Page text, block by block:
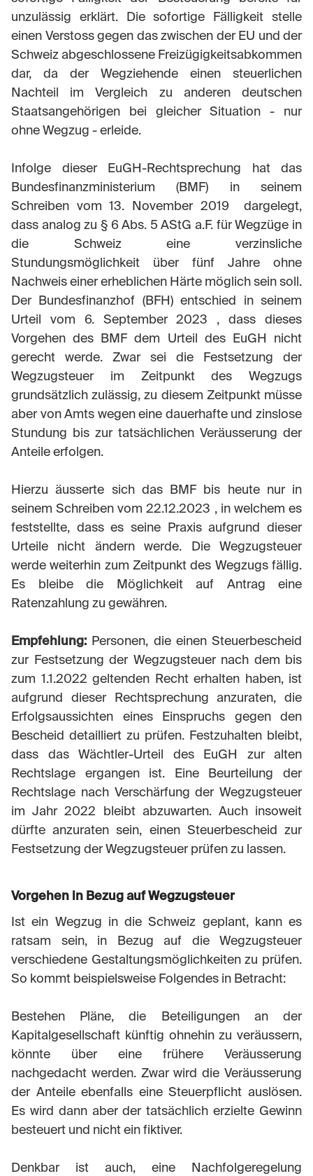
unzulässig erklärt. Die sofortige Fälligkeit stelle
einen Verstoss gegen das zwischen der EU und der
Schweiz abgeschlossene Freizügigkeitsabkommen
dar, da der Wegziehende einen steuerlichen
Nachteil im Vergleich zu anderen deutschen
Staatsangehörigen bei gleicher Situation - nur
ohne Wegzug - erleide.
Infolge dieser EuGH-Rechtsprechung hat das
Bundesfinanzministerium (BMF) in seinem
Schreiben vom 13. November 2019 dargelegt,
dass analog zu § 6 Abs. 5 AStG a.F. für Wegzüge in
die Schweiz eine verzinsliche
Stundungsmöglichkeit über fünf Jahre ohne
Nachweis einer erheblichen Härte möglich sein soll.
Der Bundesfinanzhof (BFH) entschied in seinem
Urteil vom 6. September 2023 , dass dieses
Vorgehen des BMF dem Urteil des EuGH nicht
gerecht werde. Zwar sei die Festsetzung der
Wegzugsteuer im Zeitpunkt des Wegzugs
grundsätzlich zulässig, zu diesem Zeitpunkt müsse
aber von Amts wegen eine dauerhafte und zinslose
Stundung bis zur tatsächlichen Veräusserung der
Anteile erfolgen.
Hierzu äusserte sich das BMF bis heute nur in
seinem Schreiben vom 22.12.2023 , in welchem es
feststellte, dass es seine Praxis aufgrund dieser
Urteile nicht ändern werde. Die Wegzugsteuer
werde weiterhin zum Zeitpunkt des Wegzugs fällig.
Es bleibe die Möglichkeit auf Antrag eine
Ratenzahlung zu gewähren.
Empfehlung:Personen, die einen Steuerbescheid
zur Festsetzung der Wegzugsteuer nach dem bis
zum 1.1.2022 geltenden Recht erhalten haben, ist
aufgrund dieser Rechtsprechung anzuraten, die
Erfolgsaussichten eines Einspruchs gegen den
Bescheid detailliert zu prüfen. Festzuhalten bleibt,
dass das Wächtler-Urteil des EuGH zur alten
Rechtslage ergangen ist. Eine Beurteilung der
Rechtslage nach Verschärfung der Wegzugsteuer
im Jahr 2022 bleibt abzuwarten. Auch insoweit
dürfte anzuraten sein, einen Steuerbescheid zur
Festsetzung der Wegzugsteuer prüfen zu lassen.
Vorgehen in Bezug auf Wegzugsteuer
Ist ein Wegzug in die Schweiz geplant, kann es
ratsam sein, in Bezug auf die Wegzugsteuer
verschiedene Gestaltungsmöglichkeiten zu prüfen.
So kommt beispielsweise Folgendes in Betracht:
Bestehen Pläne, die Beteiligungen an der
Kapitalgesellschaft künftig ohnehin zu veräussern,
könnte über eine frühere Veräusserung
nachgedacht werden. Zwar wird die Veräusserung
der Anteile ebenfalls eine Steuerpflicht auslösen.
Es wird dann aber der tatsächlich erzielte Gewinn
besteuert und nicht ein fiktiver.
Denkbar ist auch, eine Nachfolgeregelung